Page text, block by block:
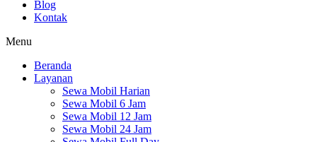
Blog
Kontak
Menu
Beranda
Layanan
Sewa Mobil Harian
Sewa Mobil 6 Jam
Sewa Mobil 12 Jam
Sewa Mobil 24 Jam